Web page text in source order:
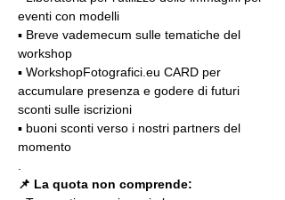
eventi con modelli
▪️ Breve vademecum sulle tematiche del
workshop
▪️ WorkshopFotografici.eu CARD per
accumulare presenza e godere di futuri
sconti sulle iscrizioni
▪️ buoni sconti verso i nostri partners del
momento
📌 La quota non comprende: